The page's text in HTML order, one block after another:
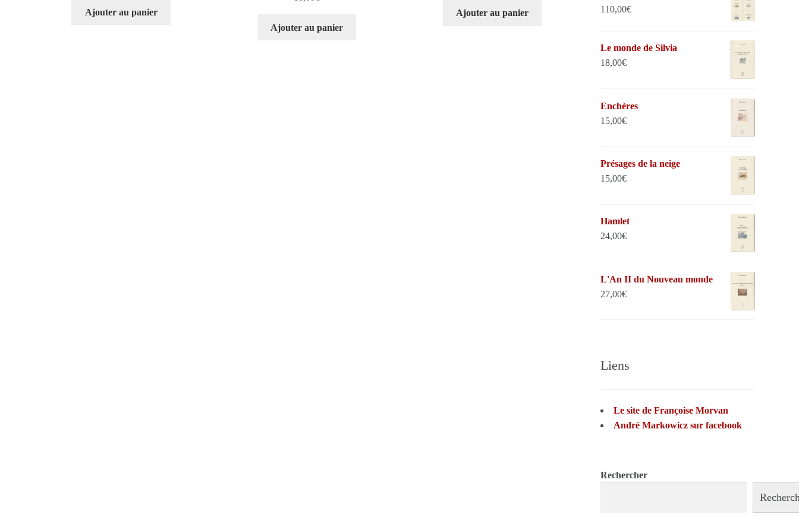
Ajouter au panier
Ajouter au panier
Ajouter au panier
110,00€
Le monde de Silvia
18,00€
Enchères
15,00€
Présages de la neige
15,00€
Hamlet
24,00€
L'An II du Nouveau monde
27,00€
Liens
Le site de Françoise Morvan
André Markowicz sur facebook
Rechercher